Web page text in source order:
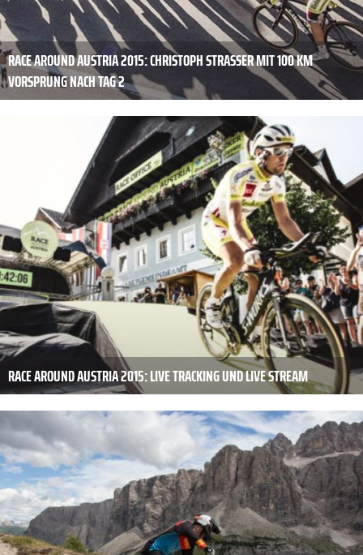
RACE AROUND AUSTRIA 2015: CHRISTOPH STRASSER MIT 100 KM
VORSPRUNG NACH TAG 2
RACE AROUND AUSTRIA 2015: LIVE TRACKING UND LIVE STREAM